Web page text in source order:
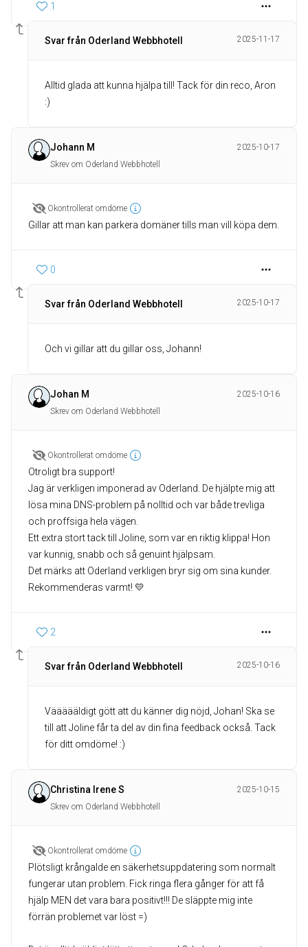
1
Svar från Oderland Webbhotell 2025-11-17
Alltid glada att kunna hjälpa till! Tack för din reco, Aron
:)
Johann M
2025-10-17
Skrev om Oderland Webbhotell
Okontrollerat omdöme
Gillar att man kan parkera domäner tills man vill köpa dem.
0
Svar från Oderland Webbhotell 2025-10-17
Och vi gillar att du gillar oss, Johann!
Johan M
2025-10-16
Skrev om Oderland Webbhotell
Okontrollerat omdöme
Otroligt bra support!
Jag är verkligen imponerad av Oderland. De hjälpte mig att
lösa mina DNS-problem på nolltid och var både trevliga
och proffsiga hela vägen.
Ett extra stort tack till Joline, som var en riktig klippa! Hon
var kunnig, snabb och så genuint hjälpsam.
Det märks att Oderland verkligen bryr sig om sina kunder.
Rekommenderas varmt! 💛
2
Svar från Oderland Webbhotell 2025-10-16
Väääääldigt gött att du känner dig nöjd, Johan! Ska se
till att Joline får ta del av din fina feedback också. Tack
för ditt omdöme! :)
Christina Irene S
2025-10-15
Skrev om Oderland Webbhotell
Okontrollerat omdöme
Plötsligt krångalde en säkerhetsuppdatering som normalt
fungerar utan problem. Fick ringa flera gånger för att få
hjälp MEN det vara bara positivt!!! De släppte mig inte
förrän problemet var löst =)